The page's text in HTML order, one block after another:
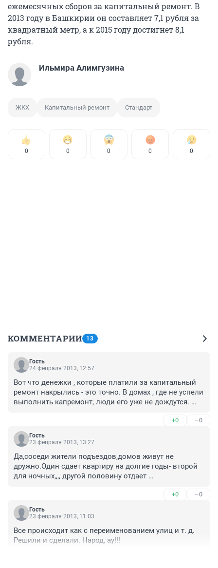
ежемесячных сборов за капитальный ремонт. В
2013 году в Башкирии он составляет 7,1 рубля за
квадратный метр, а к 2015 году достигнет 8,1
рубля.
Ильмира Алимгузина
ЖКХ Капитальный ремонт Стандарт
0 0 0 0 0
КОММЕНТАРИИ 13
Гость
24 февраля 2013, 12:57
Вот что денежки , которые платили за капитальный
ремонт накрылись - это точно. В домах , где не успели
выполнить капремонт, люди его уже не дождутся.
+0 –0
Гость
23 февраля 2013, 13:27
Да,соседи жители подъездов,домов живут не
дружно.Один сдает квартиру на долгие годы- второй
для ночных,,,, другой половину отдает
разговаривают.Что творится на площадках-моя хата с
края.Платим за квартплату,вот и пусть и ЖКХ
разбирается,,.А ЖКХ стало ООО ЖКХ и не его
дому,,.Заходишь бухгалтерию,покажите расчеты-не, мы
не рассчитываем, рассчитывает Управление
+0 –0
Гость
23 февраля 2013, 11:03
Все происходит как с переименованием улиц и т. д.
Решили и сделали. Народ, ау!!!